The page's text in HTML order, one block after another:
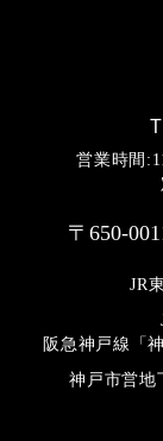
営業時間
〒650-
JR
阪急神戸線「
神戸市営地